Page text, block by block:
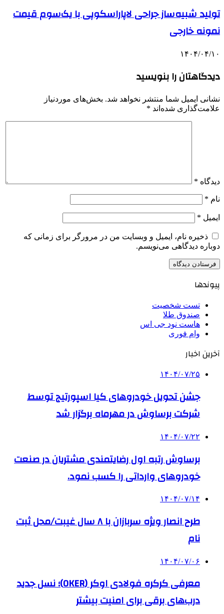
تولید شبیه‌ساز جراحی لاپاراسکوپی با یک‌سوم قیمت
نمونه خارجی
۱۴۰۴/۰۴/۱۰
دیدگاهتان را بنویسید
نشانی ایمیل شما منتشر نخواهد شد. بخش‌های موردنیاز
علامت‌گذاری شده‌اند *
دیدگاه *
نام *
ایمیل *
ذخیره نام، ایمیل و وبسایت من در مرورگر برای زمانی که
دوباره دیدگاهی می‌نویسم.
پیوندها
تست شخصیت
صندوق طلا
هاست نود جی اس
وام فوری
آخرین اخبار
۱۴۰۴/۰۷/۲۵
جشن تحویل خودروهای کیا اسپورتیج توسط
شرکت برساوش در مهرماه برگزار شد
۱۴۰۴/۰۷/۲۲
برساوش رتبه اول رضایتمندی مشتریان در صنعت
خودروهای وارداتی را کسب نمود.
۱۴۰۴/۰۷/۱۴
طرح انصار ویژه سربازان با ۸ سال غیبت/محل ثبت
نام
۱۴۰۴/۰۷/۰۶
معرفی کرکره فولادی اوکر (OKER)؛ نسل جدید
درب‌های برقی برای امنیت بیشتر